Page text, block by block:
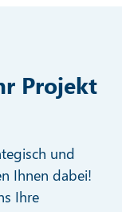
Projekt
und
Ihnen dabei!
Ihre